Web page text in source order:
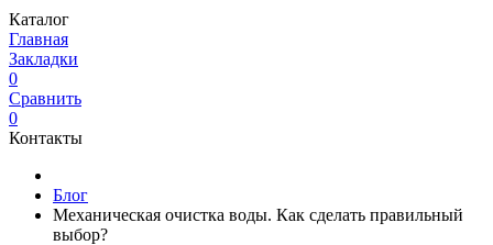
Каталог
Главная
Закладки
0
Сравнить
0
Контакты
Блог
Механическая очистка воды. Как сделать правильный
выбор?